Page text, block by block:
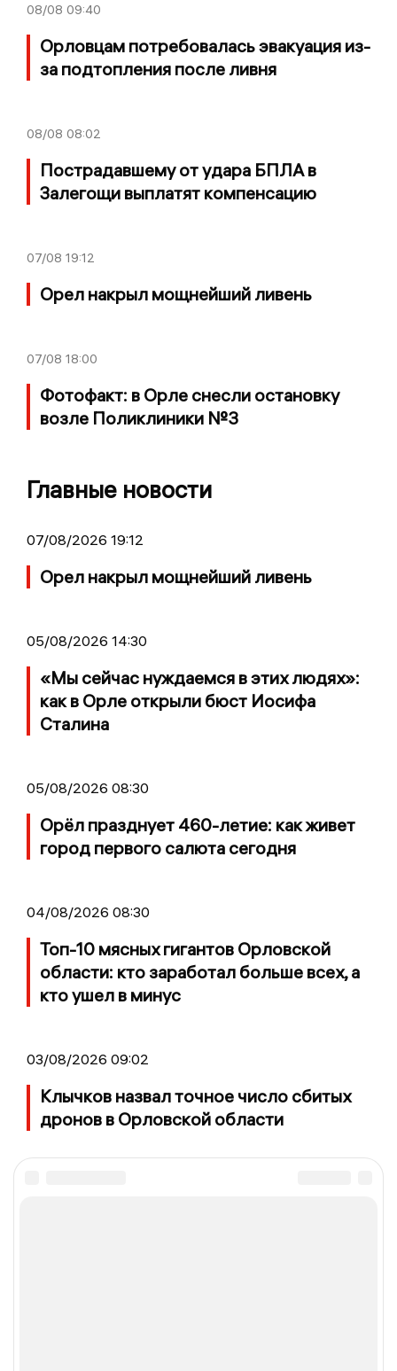
08/08 09:40
Орловцам потребовалась эвакуация из-
за подтопления после ливня
08/08 08:02
Пострадавшему от удара БПЛА в
Залегощи выплатят компенсацию
07/08 19:12
Орел накрыл мощнейший ливень
07/08 18:00
Фотофакт: в Орле снесли остановку
возле Поликлиники №3
Главные новости
07/08/2026 19:12
Орел накрыл мощнейший ливень
05/08/2026 14:30
«Мы сейчас нуждаемся в этих людях»:
как в Орле открыли бюст Иосифа
Сталина
05/08/2026 08:30
Орёл празднует 460-летие: как живет
город первого салюта сегодня
04/08/2026 08:30
Топ-10 мясных гигантов Орловской
области: кто заработал больше всех, а
кто ушел в минус
03/08/2026 09:02
Клычков назвал точное число сбитых
дронов в Орловской области